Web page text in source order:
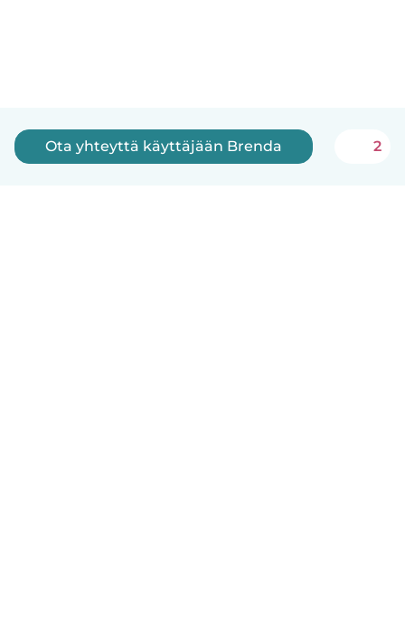
Ota yhteyttä käyttäjään Brenda 2